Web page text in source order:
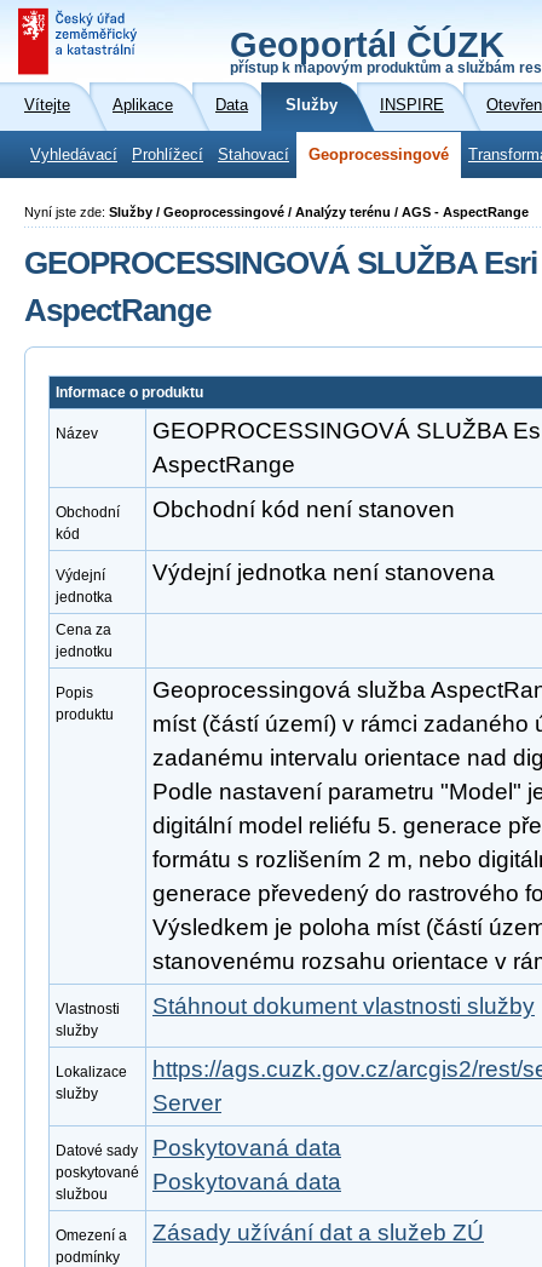
Geoportál ČÚZK
přístup k mapovým produktům a službám
Vítejte Aplikace Data Služby INSPIRE
Vyhledávací Prohlížecí Stahovací Geoprocessingové
Nyní jste zde: Služby / Geoprocessingové / Analýzy terénu / AGS - AspectRange
GEOPROCESSINGOVÁ SLUŽBA
AspectRange
Informace o produktu
Název
GEOPROCESSINGOVÁ SLUŽBA
AspectRange
Obchodní
kód
Obchodní kód není stanoven
Výdejní
jednotka
Výdejní jednotka není stanovena
Cena za
jednotku
Popis
produktu
Geoprocessingová služba
míst (částí území) v rámci zadaného
zadanému intervalu orientace nad
Podle nastavení parametru "Model"
digitální model reliéfu 5. generace
formátu s rozlišením 2 m, nebo
generace převedený do rastrového
Výsledkem je poloha míst (částí
stanovenému rozsahu orientace v
Vlastnosti
služby
Stáhnout dokument vlastnosti služby
Lokalizace
služby
https://ags.cuzk.gov.cz/arcgis2/rest/
Server
Datové sady
poskytované
službou
Poskytovaná data
Poskytovaná data
Omezení a
podmínky
Zásady užívání dat a služeb ZÚ